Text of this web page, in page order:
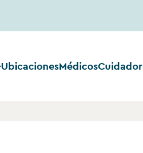
UbicacionesMédicos